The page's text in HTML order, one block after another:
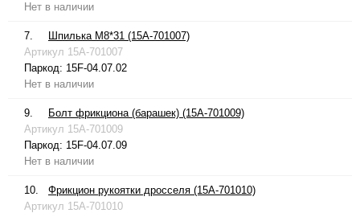
Нет в наличии
7.
Шпилька М8*31 (15A-701007)
Артикул 15A-701007
Паркод: 15F-04.07.02
Нет в наличии
9.
Болт фрикциона (барашек) (15A-701009)
Артикул 15A-701009
Паркод: 15F-04.07.09
Нет в наличии
10.
Фрикцион рукоятки дросселя (15A-701010)
Артикул 15A-701010